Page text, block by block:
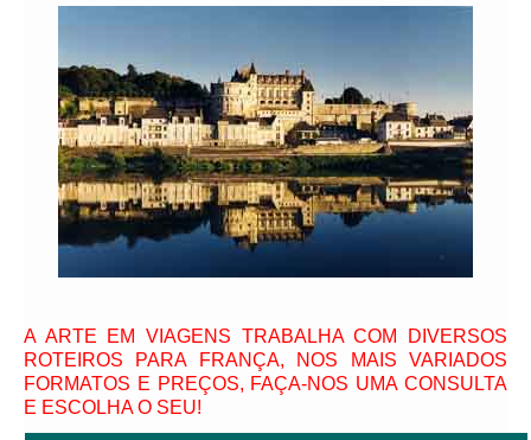
A ARTE EM VIAGENS TRABALHA COM DIVERSOS
ROTEIROS PARA FRANÇA, NOS MAIS VARIADOS
FORMATOS E PREÇOS, FAÇA-NOS UMA CONSULTA
E ESCOLHA O SEU!